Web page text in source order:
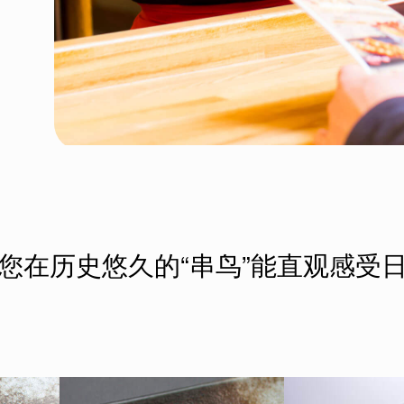
在历史悠久的“串鸟”能直观感受